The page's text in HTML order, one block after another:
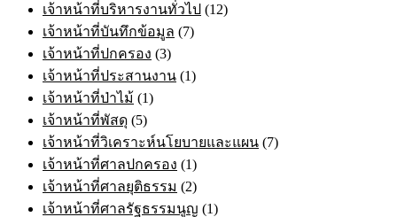
เจ้าหน้าที่บริหารงานทั่วไป (12)
เจ้าหน้าที่บันทึกข้อมูล (7)
เจ้าหน้าที่ปกครอง (3)
เจ้าหน้าที่ประสานงาน (1)
เจ้าหน้าที่ป่าไม้ (1)
เจ้าหน้าที่พัสดุ (5)
เจ้าหน้าที่วิเคราะห์นโยบายและแผน (7)
เจ้าหน้าที่ศาลปกครอง (1)
เจ้าหน้าที่ศาลยุติธรรม (2)
เจ้าหน้าที่ศาลรัฐธรรมนูญ (1)